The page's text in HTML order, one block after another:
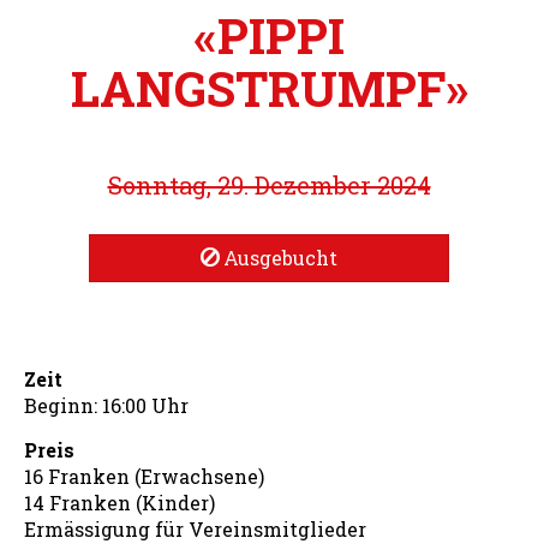
«PIPPI
LANGSTRUMPF»
Sonntag, 29. Dezember 2024
Ausgebucht
Zeit
Beginn: 16:00 Uhr
Preis
16 Franken (Erwachsene)
14 Franken (Kinder)
Ermässigung für Vereinsmitglieder